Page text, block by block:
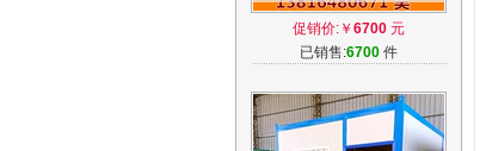
移动房 移动临时房简易岩棉夹
芯板房
促销价:￥ 6700 元
已销售:6700 件